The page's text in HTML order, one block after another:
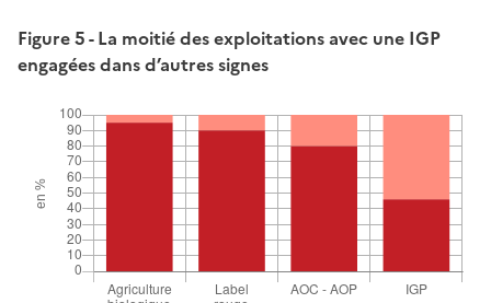
Figure 5 - La moitié des exploitations avec une IGP
engagées dans d’autres signes